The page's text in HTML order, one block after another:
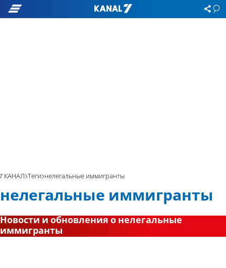
7 КАНАЛ Теги нелегальные иммигранты
нелегальные иммигранты
Новости и обновления о нелегальные
иммигранты